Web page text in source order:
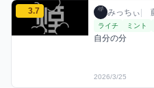
みっちぃのローズミックスを
3.7 みっちぃ /
みっちぃ|
利用フレー
ライチ ミント
コメント
自分の分
評価
2026/3/25